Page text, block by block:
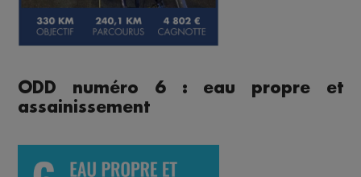
ODD numéro 6 : eau propre et
assainissement